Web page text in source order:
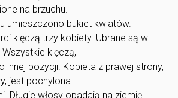
na brzuchu.
umieszczono bukiet kwiatów.
klęczą trzy kobiety. Ubrane są w
Wszystkie klęczą,
innej pozycji. Kobieta z prawej strony,
jest pochylona
Długie włosy opadają na ziemię